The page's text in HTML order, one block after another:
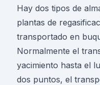
Hay dos tipos de
plantas de
transportado en
Normalmente el
yacimiento hasta el
dos puntos, el